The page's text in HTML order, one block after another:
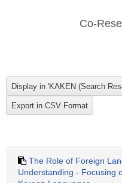
Co-
The Role of Foreign
Understanding - Focusing